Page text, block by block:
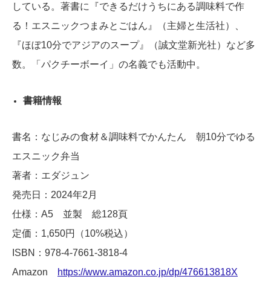
している。著書に『できるだけうちにある調味料で作
る！エスニックつまみとごはん』（主婦と生活社）、
『ほぼ10分でアジアのスープ』（誠文堂新光社）など多
数。「パクチーボーイ」の名義でも活動中。
書籍情報
書名：なじみの食材＆調味料でかんたん 朝10分でゆる
エスニック弁当
著者：エダジュン
発売日：2024年2月
仕様：A5 並製 総128頁
定価：1,650円（10%税込）
ISBN：978-4-7661-3818-4
Amazon
https://www.amazon.co.jp/dp/476613818X